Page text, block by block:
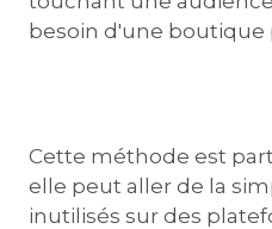
besoin d'une boutique
Cette méthode est
elle peut aller de la
inutilisés sur des